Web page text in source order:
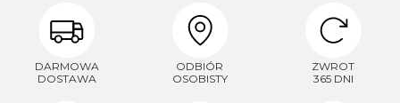
DARMOWA
DOSTAWA
ODBIÓR
OSOBISTY
ZWROT
365 DNI